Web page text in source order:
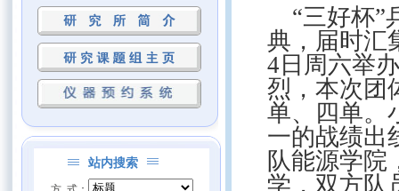
站内搜索
“三好杯”
典，届时汇
4 日周六举
烈，本次团
单、四单。
一的战绩出
队能源学院
学，双方队